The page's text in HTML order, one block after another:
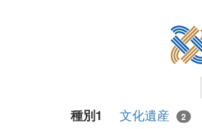
種別1 文化遺産 2